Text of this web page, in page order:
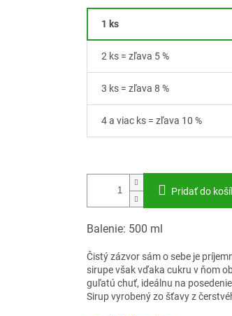
1 ks
2 ks = zľava 5 %
3 ks = zľava 8 %
4 a viac ks = zľava 10 %
Pridať do
Balenie: 500 ml
Čistý zázvor sám o sebe je
sirupe však vďaka cukru v ňom
guľatú chuť, ideálnu na
Sirup vyrobený zo šťavy z